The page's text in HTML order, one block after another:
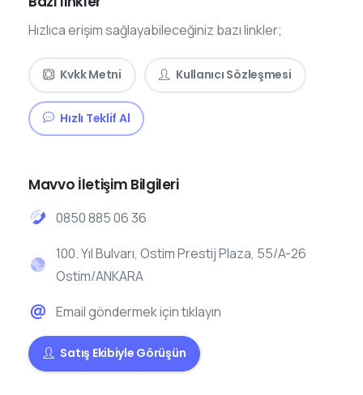
Hızlıca erişim sağlayabileceğiniz bazı linkler;
Kvkk Metni Kullanıcı Sözleşmesi
Hızlı Teklif Al
Mavvo İletişim Bilgileri
0850 885 06 36
100. Yıl Bulvarı, Ostim Prestij Plaza, 55/A-26
Ostim/ANKARA
Email göndermek için tıklayın
Satış Ekibiyle Görüşün